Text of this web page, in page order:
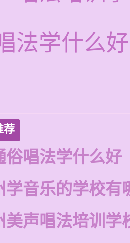
法学什么好
荐
俗唱法学什么好
学音乐的学校有
美声唱法培训学